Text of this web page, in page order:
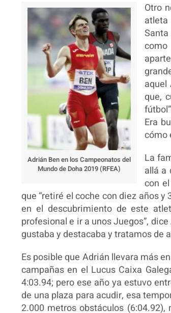
Adrián Ben en los Campeonatos del
Mundo de Doha 2019 (RFEA)
Otro
como
aquel
que,
Era
cómo
La
allá a
con
que “retiré el coche con diez años
en el descubrimiento de este
profesional e ir a unos Juegos”,
gustaba y destacaba y tratamos de
Es posible que Adrián llevara más
campañas en el Lucus Caixa
4:03.94; pero ese año ya estuvo
de una plaza para acudir, esa
2.000 metros obstáculos